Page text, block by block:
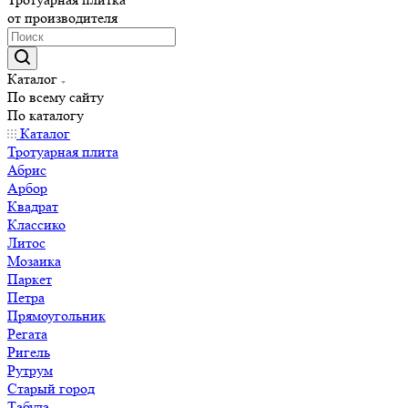
от производителя
Каталог
По всему сайту
По каталогу
Каталог
Тротуарная плита
Абрис
Арбор
Квадрат
Классико
Литос
Мозаика
Паркет
Петра
Прямоугольник
Регата
Ригель
Рутрум
Старый город